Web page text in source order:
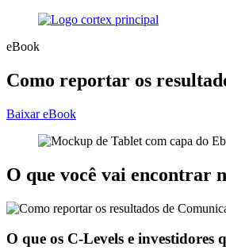
eBook
Como reportar os
Baixar eBook
O que você vai encontrar
O que os C-Levels e